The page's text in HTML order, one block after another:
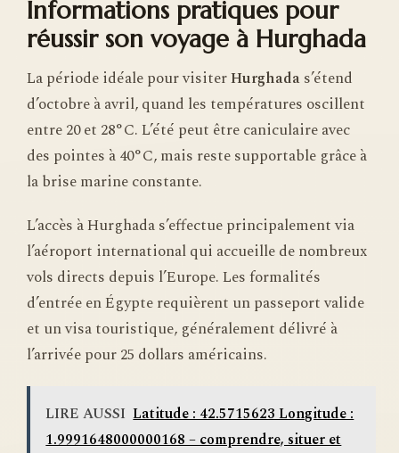
Informations pratiques pour
réussir son voyage à Hurghada
La période idéale pour visiterHurghadas’étend
d’octobre à avril, quand les températures oscillent
entre 20 et 28°C. L’été peut être caniculaire avec
des pointes à 40°C, mais reste supportable grâce à
la brise marine constante.
L’accès à Hurghada s’effectue principalement via
l’aéroport international qui accueille de nombreux
vols directs depuis l’Europe. Les formalités
d’entrée en Égypte requièrent un passeport valide
et un visa touristique, généralement délivré à
l’arrivée pour 25 dollars américains.
LIRE AUSSI Latitude : 42.5715623 Longitude :
1.9991648000000168 – comprendre, situer et